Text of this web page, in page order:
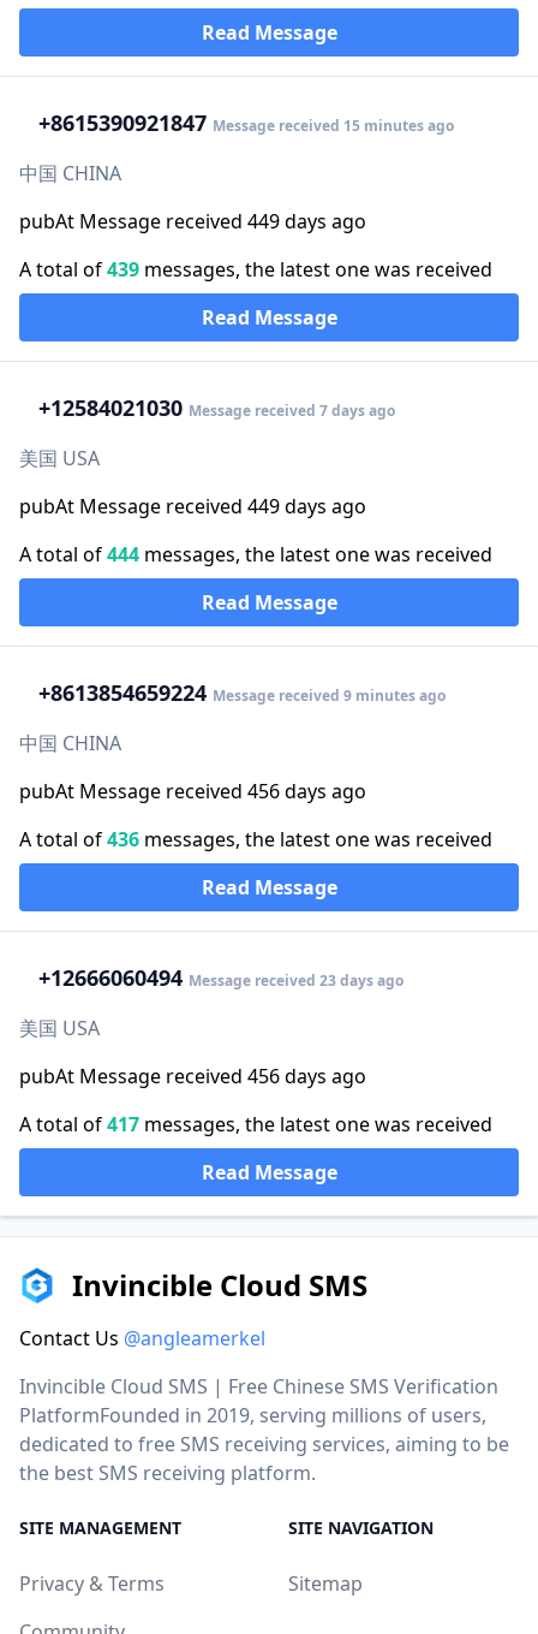
Read Message
+8615390921847 Message received 15 minutes ago
中国 CHINA
pubAt Message received 449 days ago
A total of439 messages, the latest one was received
Read Message
+12584021030 Message received 7 days ago
美国 USA
pubAt Message received 449 days ago
A total of444 messages, the latest one was received
Read Message
+8613854659224 Message received 9 minutes ago
中国 CHINA
pubAt Message received 456 days ago
A total of436 messages, the latest one was received
Read Message
+12666060494 Message received 23 days ago
美国 USA
pubAt Message received 456 days ago
A total of417 messages, the latest one was received
Read Message
Invincible Cloud SMS
Contact Us @angleamerkel
Invincible Cloud SMS | Free Chinese SMS Verification
PlatformFounded in 2019, serving millions of users,
dedicated to free SMS receiving services, aiming to be
the best SMS receiving platform.
SITE MANAGEMENT
Privacy & Terms
SITE NAVIGATION
Sitemap